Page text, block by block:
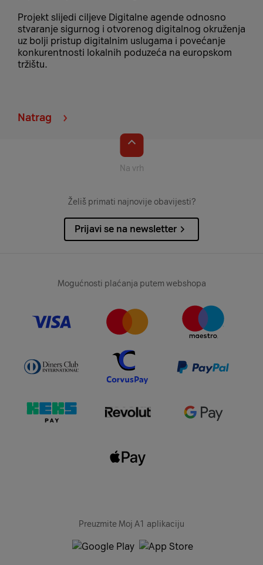
Projekt slijedi ciljeve Digitalne agende odnosno
stvaranje sigurnog i otvorenog digitalnog okruženja
uz bolji pristup digitalnim uslugama i povećanje
konkurentnosti lokalnih poduzeća na europskom
tržištu.
Natrag
Na vrh
Želiš primati najnovije obavijesti?
Prijavi se na newsletter
Mogućnosti plaćanja putem webshopa
Preuzmite Moj A1 aplikaciju